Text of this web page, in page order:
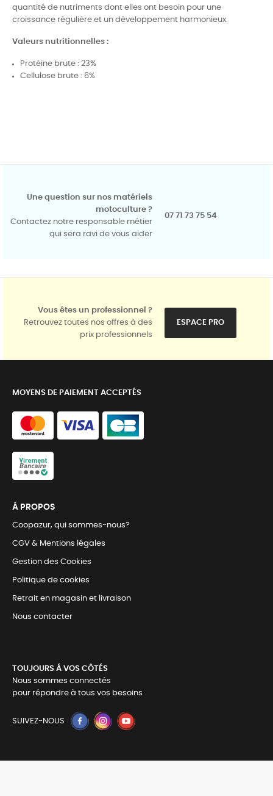
quantité de nutriments dont elles ont besoin pour une
croissance régulière et un développement harmonieux.
Valeurs nutritionnelles :
Protéine brute : 23%
Cellulose brute : 6%
Une question sur nos matériels
motoculture ?
Contactez notre responsable métier
qui sera ravi de vous aider
07 71 73 75 54
Vous êtes un professionnel ?
Retrouvez toutes nos offres à des
prix professionnels
ESPACE PRO
MOYENS DE PAIEMENT ACCEPTÉS
Á PROPOS
Coopazur, qui sommes-nous?
CGV & Mentions légales
Gestion des Cookies
Politique de cookies
Retrait en magasin et livraison
Nous contacter
TOUJOURS Á VOS CÔTÉS
Nous sommes connectés
pour répondre à tous vos besoins
SUIVEZ-NOUS